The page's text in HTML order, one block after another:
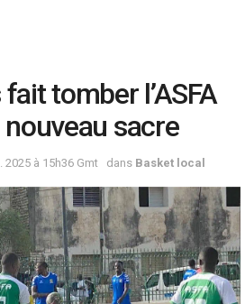
tomber l’ASFA
nouveau sacre
à 15h36 Gmt dans Basket local